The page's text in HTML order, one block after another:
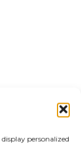
personalized